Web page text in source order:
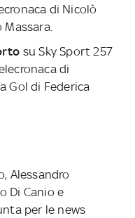
di Nicolò
Massara.
su Sky Sport 257
di
Gol di Federica
Alessandro
Di Canio e
per le news